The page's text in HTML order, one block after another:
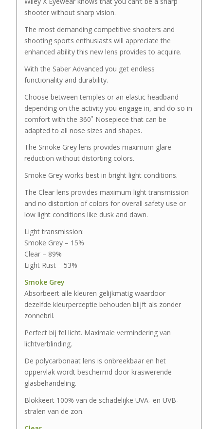
shooter without sharp vision.
The most demanding competitive shooters and
shooting sports enthusiasts will appreciate the
enhanced ability this new lens provides to acquire.
With the Saber Advanced you get endless
functionality and durability.
Choose between temples or an elastic headband
depending on the activity you engage in, and do so in
comfort with the 360˚ Nosepiece that can be
adapted to all nose sizes and shapes.
The Smoke Grey lens provides maximum glare
reduction without distorting colors.
Smoke Grey works best in bright light conditions.
The Clear lens provides maximum light transmission
and no distortion of colors for overall safety use or
low light conditions like dusk and dawn.
Light transmission:
Smoke Grey – 15%
Clear – 89%
Light Rust – 53%
Smoke Grey
Absorbeert alle kleuren gelijkmatig waardoor
dezelfde kleurperceptie behouden blijft als zonder
zonnebril.
Perfect bij fel licht. Maximale vermindering van
lichtverblinding.
De polycarbonaat lens is onbreekbaar en het
oppervlak wordt beschermd door kraswerende
glasbehandeling.
Blokkeert 100% van de schadelijke UVA- en UVB-
stralen van de zon.